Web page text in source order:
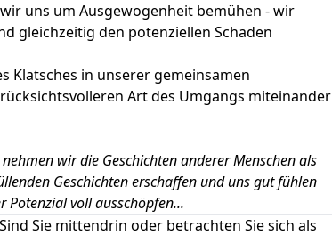
uns um Ausgewogenheit bemühen - wir
gleichzeitig den potenziellen Schaden
Klatsches in unserer gemeinsamen
Art des Umgangs miteinander
wir die Geschichten anderer Menschen als
Geschichten erschaffen und uns gut fühlen
voll ausschöpfen...
Sie mittendrin oder betrachten Sie sich als